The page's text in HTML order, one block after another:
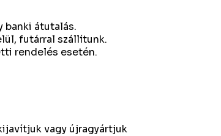
banki átutalás.
futárral szállítunk.
rendelés esetén.
vagy újragyártjuk